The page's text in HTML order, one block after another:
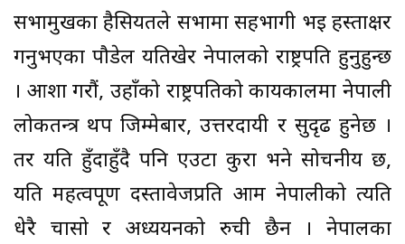
सभामुखका हैसियतले सभामा सहभागी भई हस्ताक्षर
गर्नुभएका पौडेल यतिखेर नेपालको राष्ट्रपति हुनुहुन्छ
। आशा गरौं, उहाँको राष्ट्रपतिको कार्यकालमा नेपाली
लोकतन्त्र थप जिम्मेबार, उत्तरदायी र सुदृढ हुनेछ ।
तर यति हुँदाहुँदै पनि एउटा कुरा भने सोचनीय छ,
यति महत्वपूर्ण दस्तावेजप्रति आम नेपालीको त्यति
धेरै चासो र अध्ययनको रुची छैन । नेपालका